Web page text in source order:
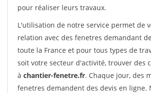
pour réaliser leurs travaux.
L'utilisation de notre service permet de
relation avec des fenetres demandant
toute la France et pour tous types de
soit votre secteur d'activité, trouver des
à chantier-fenetre.fr. Chaque jour, des
fenetres demandent des devis en ligne.